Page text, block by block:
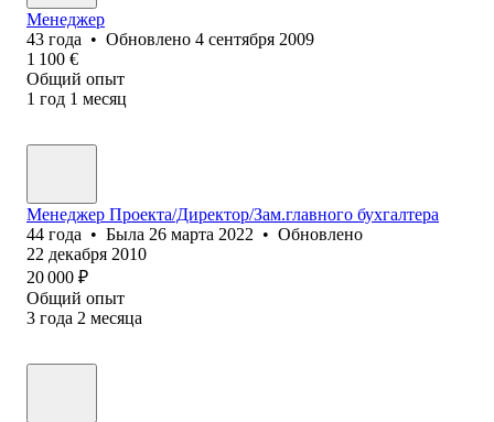
Менеджер
43 года • Обновлено 4 сентября 2009
1 100 €
Общий опыт
1 год 1 месяц
Менеджер Проекта/Директор/Зам.главного бухгалтера
44 года • Была 26 марта 2022 • Обновлено
22 декабря 2010
20 000 ₽
Общий опыт
3 года 2 месяца